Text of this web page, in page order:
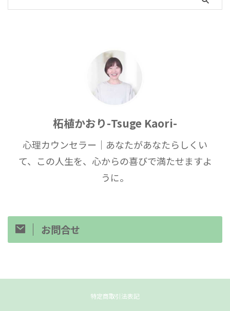
柘植かおり-Tsuge Kaori-
心理カウンセラー｜あなたがあなたらしくい
て、この人生を、心からの喜びで満たせますよ
うに。
お問合せ
特定商取引法表記